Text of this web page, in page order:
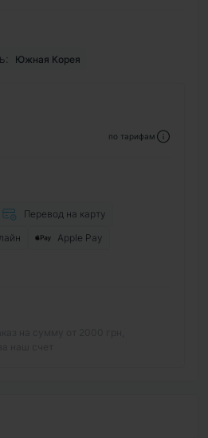
Южная Корея
по тарифам
Перевод на карту
Apple Pay